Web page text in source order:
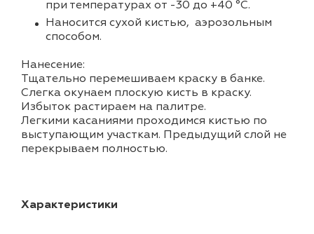
при температурах от -30 до +40 °С.
Наносится сухой кистью, аэрозольным
способом.
Нанесение:
Тщательно перемешиваем краску в банке.
Слегка окунаем плоскую кисть в краску.
Избыток растираем на палитре.
Легкими касаниями проходимся кистью по
выступающим участкам. Предыдущий слой не
перекрываем полностью.
Характеристики